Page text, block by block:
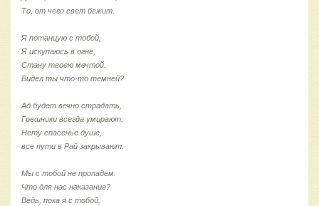
То, от чего свет бежит.
Я потанцую с тобой,
Я искупаюсь в огне,
Стану твоею мечтой.
Видел ты что-то темней?
Ад будет вечно страдать,
Грешники всегда умирают.
Нету спасенье душе,
все пути в Рай закрывают.
Мы с тобой не пропадем.
Что для нас наказание?
Ведь, пока я с тобой,